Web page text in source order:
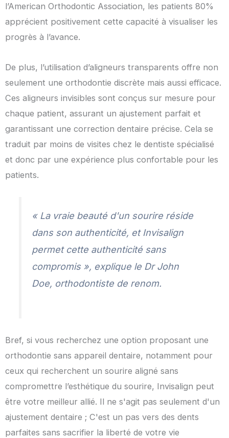
l’American Orthodontic Association, les patients 80%
apprécient positivement cette capacité à visualiser les
progrès à l’avance.
De plus, l’utilisation d’aligneurs transparents offre non
seulement une orthodontie discrète mais aussi efficace.
Ces aligneurs invisibles sont conçus sur mesure pour
chaque patient, assurant un ajustement parfait et
garantissant une correction dentaire précise. Cela se
traduit par moins de visites chez le dentiste spécialisé
et donc par une expérience plus confortable pour les
patients.
« La vraie beauté d'un sourire réside
dans son authenticité, et Invisalign
permet cette authenticité sans
compromis », explique le Dr John
Doe, orthodontiste de renom.
Bref, si vous recherchez une option proposant une
orthodontie sans appareil dentaire, notamment pour
ceux qui recherchent un sourire aligné sans
compromettre l’esthétique du sourire, Invisalign peut
être votre meilleur allié. Il ne s'agit pas seulement d'un
ajustement dentaire ; C'est un pas vers des dents
parfaites sans sacrifier la liberté de votre vie